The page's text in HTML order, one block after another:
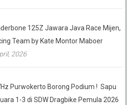
125Z Jawara Java Race Mijen,
Team by Kate Montor Maboer
2026
Purwokerto Borong Podium ! Sapu
1-3 di SDW Dragbike Pemula 2026